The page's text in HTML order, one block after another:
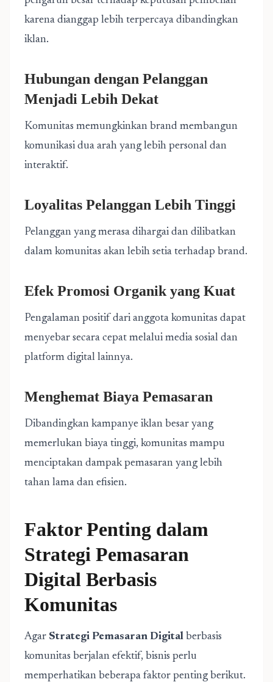
karena dianggap lebih terpercaya dibandingkan
iklan.
Hubungan dengan Pelanggan
Menjadi Lebih Dekat
Komunitas memungkinkan brand membangun
komunikasi dua arah yang lebih personal dan
interaktif.
Loyalitas Pelanggan Lebih Tinggi
Pelanggan yang merasa dihargai dan dilibatkan
dalam komunitas akan lebih setia terhadap brand.
Efek Promosi Organik yang Kuat
Pengalaman positif dari anggota komunitas dapat
menyebar secara cepat melalui media sosial dan
platform digital lainnya.
Menghemat Biaya Pemasaran
Dibandingkan kampanye iklan besar yang
memerlukan biaya tinggi, komunitas mampu
menciptakan dampak pemasaran yang lebih
tahan lama dan efisien.
Faktor Penting dalam
Strategi Pemasaran
Digital Berbasis
Komunitas
Agar Strategi Pemasaran Digital berbasis
komunitas berjalan efektif, bisnis perlu
memperhatikan beberapa faktor penting berikut.